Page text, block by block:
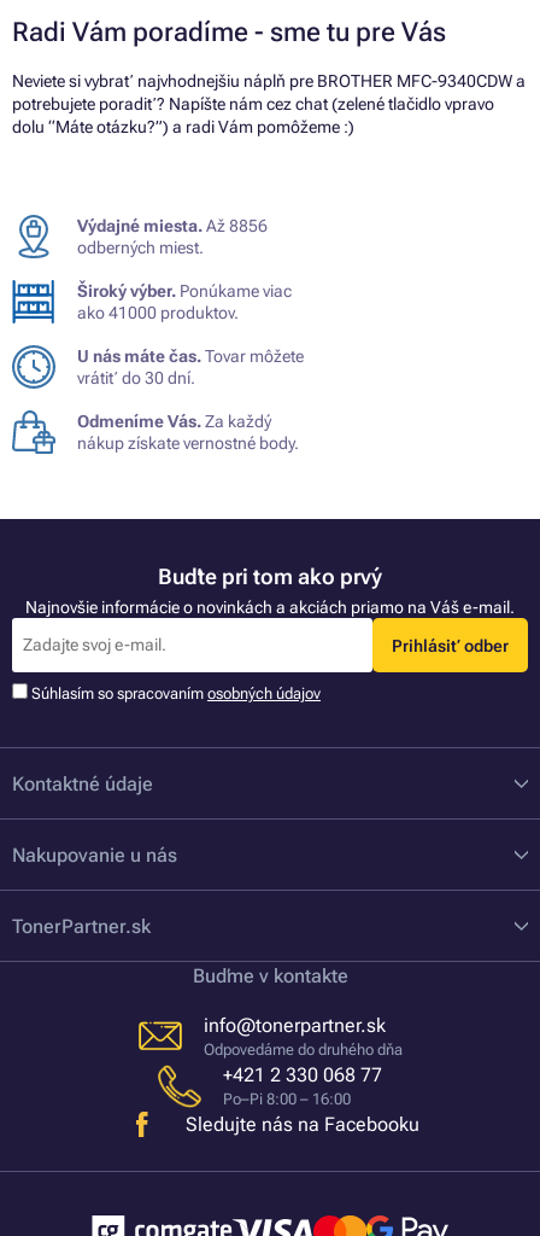
Radi Vám poradíme - sme tu pre Vás
Neviete si vybrať najvhodnejšiu náplň pre BROTHER MFC-9340CDW a
potrebujete poradiť? Napíšte nám cez chat (zelené tlačidlo vpravo
dolu “Máte otázku?”) a radi Vám pomôžeme :)
Výdajné miesta.Až 8856
odberných miest.
Široký výber. Ponúkame viac
ako 41000 produktov.
U nás máte čas.Tovar môžete
vrátiť do 30 dní.
Odmeníme Vás.Za každý
nákup získate vernostné body.
Buďte pri tom ako prvý
Najnovšie informácie o novinkách a akciách priamo na Váš e-mail.
Prihlásiť odber
Súhlasím so spracovaním osobných údajov
Kontaktné údaje
Nakupovanie u nás
TonerPartner.sk
Buďme v kontakte
info@tonerpartner.sk
Odpovedáme do druhého dňa
+421 2 330 068 77
Po–Pi 8:00 – 16:00
Sledujte nás na Facebooku